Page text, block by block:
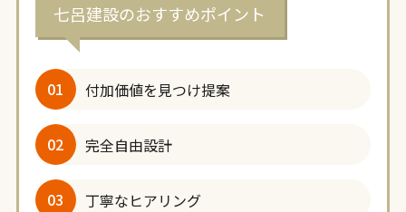
七呂建設のおすすめポイント
01 付加価値を見つけ提案
02 完全自由設計
03 丁寧なヒアリング